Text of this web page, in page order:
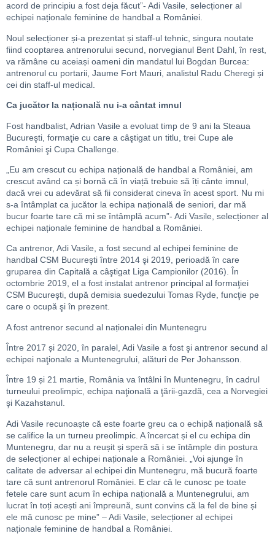
acord de principiu a fost deja făcut”- Adi Vasile, selecționer al
echipei naționale feminine de handbal a României.
Noul selecționer și-a prezentat și staff-ul tehnic, singura noutate
fiind cooptarea antrenorului secund, norvegianul Bent Dahl, în rest,
va rămâne cu aceiași oameni din mandatul lui Bogdan Burcea:
antrenorul cu portarii, Jaume Fort Mauri, analistul Radu Cheregi și
cei din staff-ul medical.
Ca jucător la națională nu i-a cântat imnul
Fost handbalist, Adrian Vasile a evoluat timp de 9 ani la Steaua
Bucureşti, formaţie cu care a câştigat un titlu, trei Cupe ale
României şi Cupa Challenge.
„Eu am crescut cu echipa națională de handbal a României, am
crescut având ca și bornă că în viață trebuie să îți cânte imnul,
dacă vrei cu adevărat să fii considerat cineva în acest sport. Nu mi
s-a întâmplat ca jucător la echipa națională de seniori, dar mă
bucur foarte tare că mi se întâmplă acum”- Adi Vasile, selecționer al
echipei naționale feminine de handbal a României.
Ca antrenor, Adi Vasile, a fost secund al echipei feminine de
handbal CSM Bucureşti între 2014 şi 2019, perioadă în care
gruparea din Capitală a câştigat Liga Campionilor (2016). În
octombrie 2019, el a fost instalat antrenor principal al formaţiei
CSM Bucureşti, după demisia suedezului Tomas Ryde, funcţie pe
care o ocupă şi în prezent.
A fost antrenor secund al naționalei din Muntenegru
Între 2017 și 2020, în paralel, Adi Vasile a fost şi antrenor secund al
echipei naţionale a Muntenegrului, alături de Per Johansson.
Între 19 și 21 martie, România va întâlni în Muntenegru, în cadrul
turneului preolimpic, echipa naţională a ţării-gazdă, cea a Norvegiei
şi Kazahstanul.
Adi Vasile recunoaște că este foarte greu ca o echipă națională să
se califice la un turneu preolimpic. A încercat și el cu echipa din
Muntenegru, dar nu a reușit și speră să i se întâmple din postura
de selecționer al echipei naționale a României. „Voi ajunge în
calitate de adversar al echipei din Muntenegru, mă bucură foarte
tare că sunt antrenorul României. E clar că le cunosc pe toate
fetele care sunt acum în echipa națională a Muntenegrului, am
lucrat în toți acești ani împreună, sunt convins că la fel de bine și
ele mă cunosc pe mine” – Adi Vasile, selecționer al echipei
naționale feminine de handbal a României.